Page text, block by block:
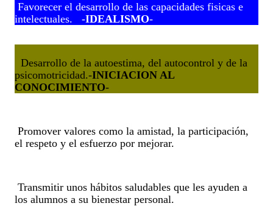
Favorecer el desarrollo de las capacidades fisicas e
intelectuales.   -IDEALISMO-
Desarrollo de la autoestima, del autocontrol y de la
psicomotricidad.-INICIACION AL
CONOCIMIENTO-
Promover valores como la amistad, la participación,
el respeto y el esfuerzo por mejorar.
Transmitir unos hábitos saludables que les ayuden a
los alumnos a su bienestar personal.